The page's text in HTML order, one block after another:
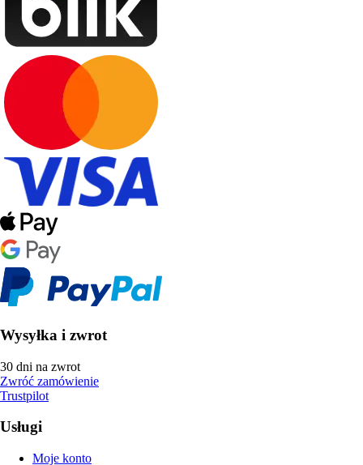
Wysyłka i zwrot
30 dni na zwrot
Zwróć zamówienie
Trustpilot
Usługi
Moje konto